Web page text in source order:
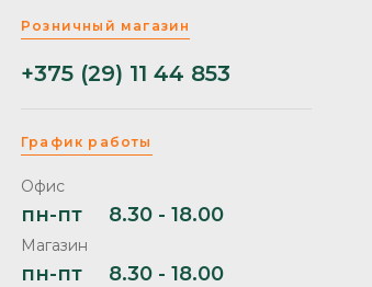
Розничный магазин
+375 (29) 11 44 853
График работы
Офис
пн-пт 8.30 - 18.00
Магазин
пн-пт
8.30 - 18.00